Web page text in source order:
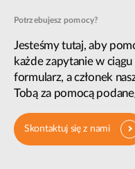
Potrzebujesz pomocy?
Jesteśmy tutaj, aby
każde zapytanie w
formularz, a członek
Tobą za pomocą
Skontaktuj się z nami